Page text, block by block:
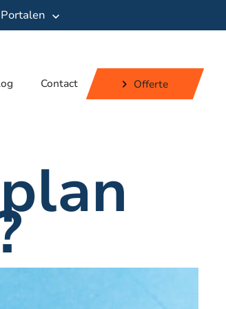
Portalen
Contact Offerte